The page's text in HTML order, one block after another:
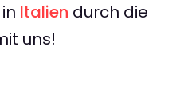
Italien durch die
uns!